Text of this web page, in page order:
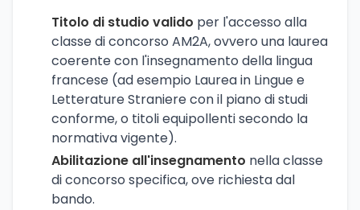
Titolo di studio valido per l'accesso alla
classe di concorso AM2A, ovvero una laurea
coerente con l'insegnamento della lingua
francese (ad esempio Laurea in Lingue e
Letterature Straniere con il piano di studi
conforme, o titoli equipollenti secondo la
normativa vigente).
Abilitazione all'insegnamento nella classe
di concorso specifica, ove richiesta dal
bando.